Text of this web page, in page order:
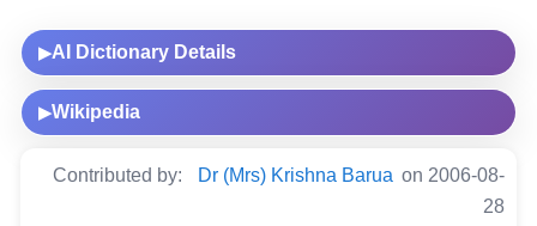
▶AI Dictionary Details
▶Wikipedia
Contributed by: Dr (Mrs) Krishna Barua on 2006-08-
28